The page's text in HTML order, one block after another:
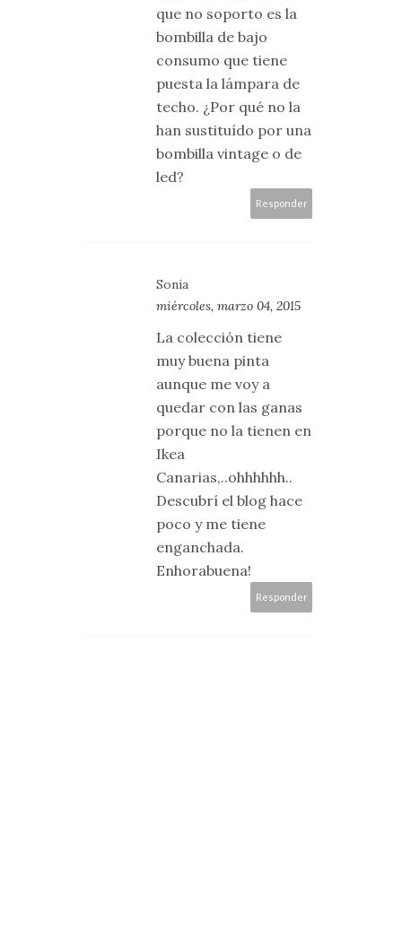
que no soporto es la
bombilla de bajo
consumo que tiene
puesta la lámpara de
techo. ¿Por qué no la
han sustituído por una
bombilla vintage o de
led?
Responder
Sonia
miércoles, marzo 04, 2015
La colección tiene
muy buena pinta
aunque me voy a
quedar con las ganas
porque no la tienen en
Ikea
Canarias,..ohhhhhh..
Descubrí el blog hace
poco y me tiene
enganchada.
Enhorabuena!
Responder